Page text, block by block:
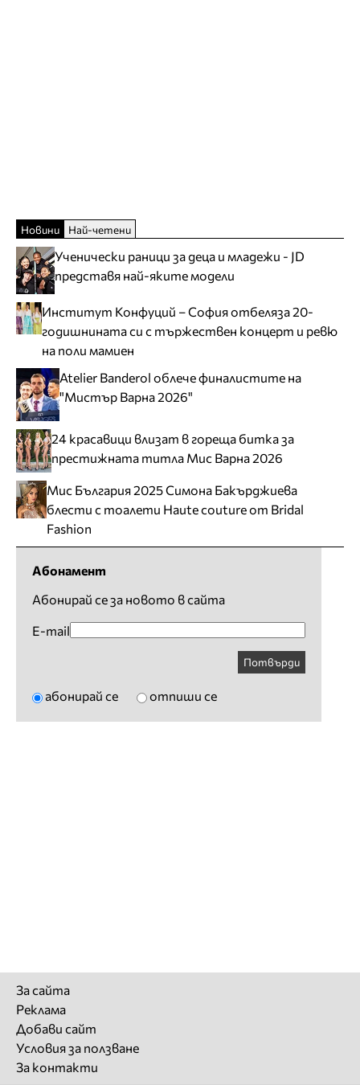
Новини Най-четени
Ученически раници за деца и младежи - JD
представя най-яките модели
Институт Конфуций – София отбеляза 20-
годишнината си с тържествен концерт и ревю
на поли мамиен
Atelier Banderol облече финалистите на
"Мистър Варна 2026"
24 красавици влизат в гореща битка за
престижната титла Мис Варна 2026
Мис България 2025 Симона Бакърджиева
блести с тоалети Haute couture от Bridal
Fashion
Абонамент
Абонирай се за новото в сайта
E-mail
Потвърди
абонирай се отпиши се
За сайта
Реклама
Добави сайт
Условия за ползване
За контакти